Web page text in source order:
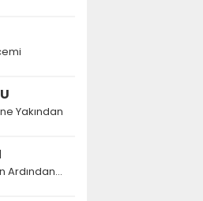
Yakından
Ardından…